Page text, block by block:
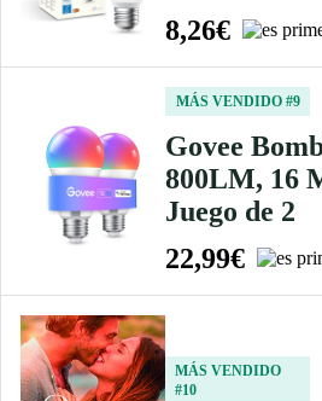
8,26€
MÁS VENDIDO #9
Govee
800LM, 16
Juego de 2
22,99€
MÁS VENDIDO
#10